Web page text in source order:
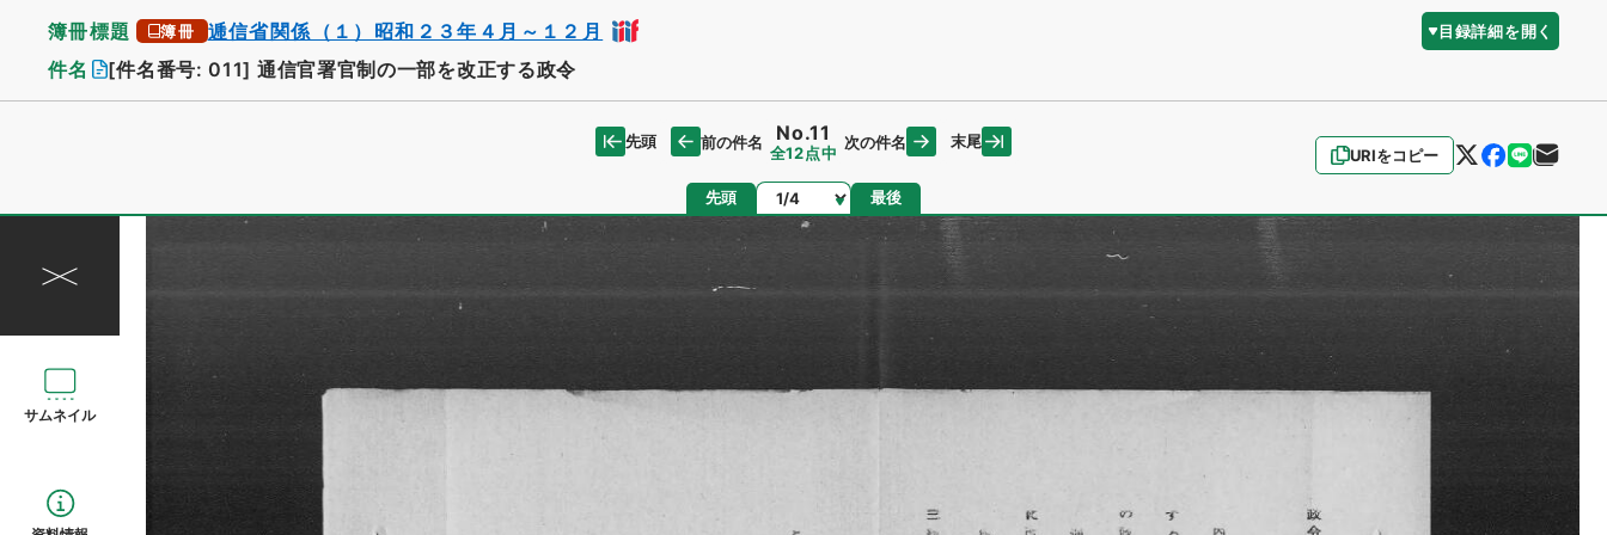
簿冊標題 簿冊 逓信省関係（１）昭和２３年４月～１２月 目録詳細を開く
件名 [件名番号: 011] 通信官署官制の一部を改正する政令
URIをコピー
先頭 前の件名 No.11
全12点中
次の件名 末尾
先頭 ページ 最後
サムネイル